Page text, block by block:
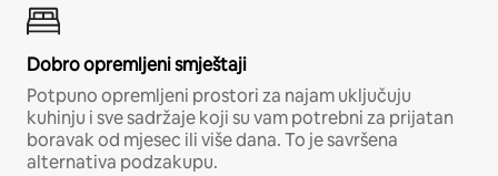
Dobro opremljeni smještaji
Potpuno opremljeni prostori za najam uključuju
kuhinju i sve sadržaje koji su vam potrebni za prijatan
boravak od mjesec ili više dana. To je savršena
alternativa podzakupu.